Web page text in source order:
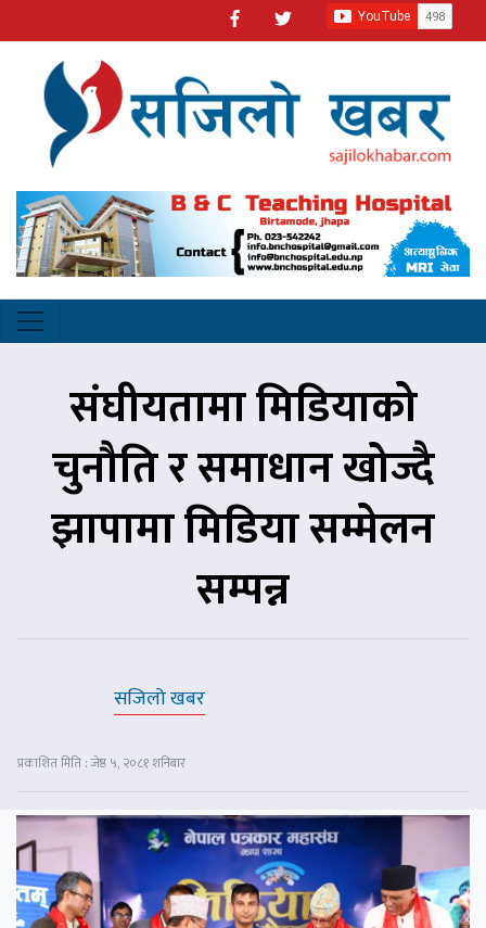
संघीयतामा मिडियाको
चुनौति र समाधान खोज्दै
झापामा मिडिया सम्मेलन
सम्पन्न
सजिलो खबर
प्रकाशित मिति : जेष्ठ ५, २०८१ शनिबार